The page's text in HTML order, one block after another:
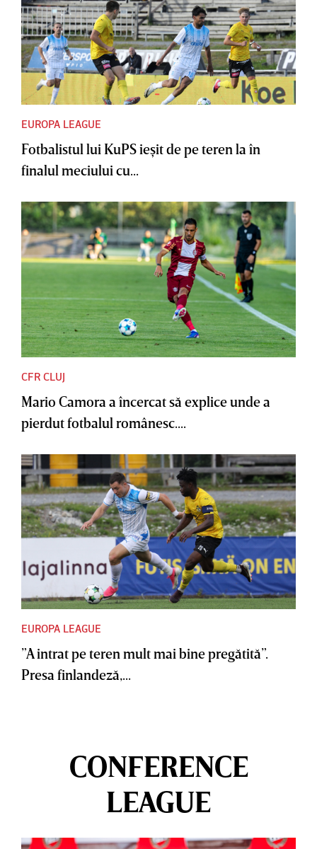
EUROPA LEAGUE
Fotbalistul lui KuPS ieşit de pe teren la în
finalul meciului cu...
CFR CLUJ
Mario Camora a încercat să explice unde a
pierdut fotbalul românesc....
EUROPA LEAGUE
”A intrat pe teren mult mai bine pregătită”.
Presa finlandeză,...
CONFERENCE
LEAGUE